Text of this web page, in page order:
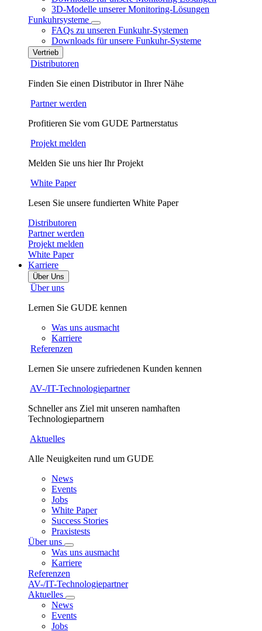
3D-Modelle unserer Monitoring-Lösungen
Funkuhrsysteme
FAQs zu unseren Funkuhr-Systemen
Downloads für unsere Funkuhr-Systeme
Vertrieb
Distributoren
Finden Sie einen Distributor in Ihrer Nähe
Partner werden
Profitieren Sie vom GUDE Partnerstatus
Projekt melden
Melden Sie uns hier Ihr Projekt
White Paper
Lesen Sie unsere fundierten White Paper
Distributoren
Partner werden
Projekt melden
White Paper
Karriere
Über Uns
Über uns
Lernen Sie GUDE kennen
Was uns ausmacht
Karriere
Referenzen
Lernen Sie unsere zufriedenen Kunden kennen
AV-/IT-Technologiepartner
Schneller ans Ziel mit unseren namhaften
Technologiepartnern
Aktuelles
Alle Neuigkeiten rund um GUDE
News
Events
Jobs
White Paper
Success Stories
Praxistests
Über uns
Was uns ausmacht
Karriere
Referenzen
AV-/IT-Technologiepartner
Aktuelles
News
Events
Jobs